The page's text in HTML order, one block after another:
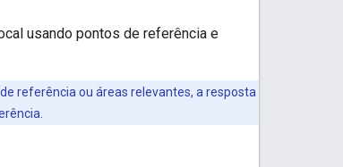
usando pontos de referência e
referência ou áreas relevantes, a resposta